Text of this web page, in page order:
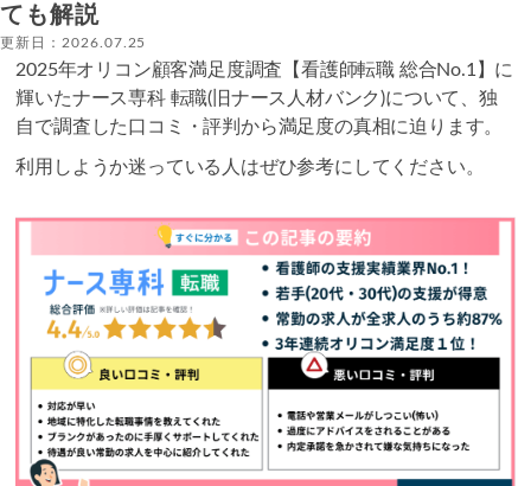
ても解説
更新日：2026.07.25
2025年オリコン顧客満足度調査【看護師転職 総合No.1】に
輝いたナース専科 転職(旧ナース人材バンク)について、独
自で調査した口コミ・評判から満足度の真相に迫ります。
利用しようか迷っている人はぜひ参考にしてください。